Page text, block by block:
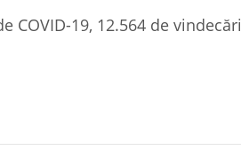
19, 12.564 de vindecări